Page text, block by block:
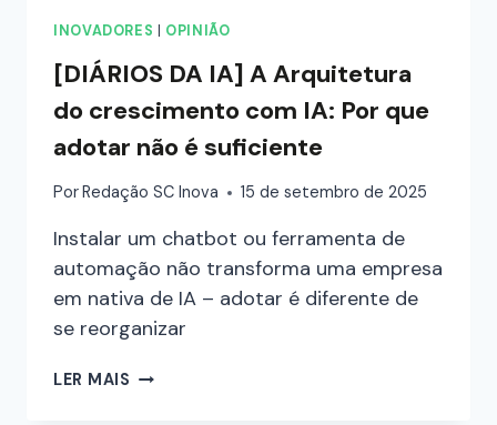
INOVADORES OPINIÃO
[DIÁRIOS DA IA] A Arquitetura
do crescimento com IA: Por que
adotar não é suficiente
PorRedação SC Inova 15 de setembro de 2025
Instalar um chatbot ou ferramenta de
automação não transforma uma empresa
em nativa de IA – adotar é diferente de
se reorganizar
LER MAIS